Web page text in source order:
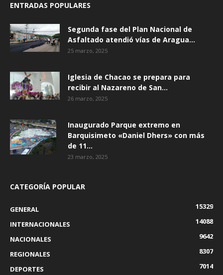
ENTRADAS POPULARES
Segunda fase del Plan Nacional de
Asfaltado atendió vías de Aragua...
25 marzo, 2025
Iglesia de Chacao se prepara para
recibir al Nazareno de San...
26 marzo, 2025
Inaugurado Parque extremo en
Barquisimeto «Daniel Dhers» con más
de 11...
23 marzo, 2025
CATEGORÍA POPULAR
GENERAL
15329
INTERNACIONALES
14088
NACIONALES
9642
REGIONALES
8307
DEPORTES
7014